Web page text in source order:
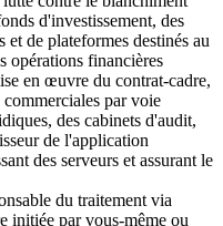
d'investissement, des
de plateformes destinés au
opérations financières
en œuvre du contrat-cadre,
par voie
des cabinets d'audit,
de l'application
des serveurs et assurant le
du traitement via
initiée par vous-même ou